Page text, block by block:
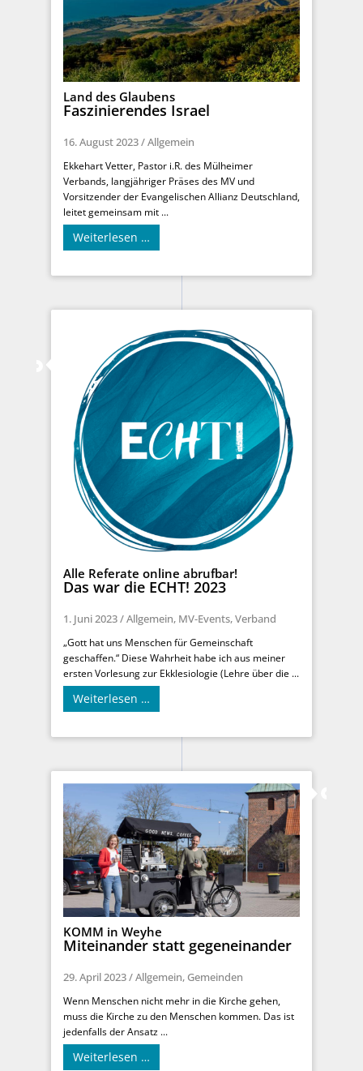
Land des Glaubens
Faszinierendes Israel
16. August 2023/Allgemein
Ekkehart Vetter, Pastor i.R. des Mülheimer
Verbands, langjähriger Präses des MV und
Vorsitzender der Evangelischen Allianz Deutschland,
leitet gemeinsam mit ...
Weiterlesen …
Alle Referate online abrufbar!
Das war die ECHT! 2023
1. Juni 2023/Allgemein, MV-Events,Verband
„Gott hat uns Menschen für Gemeinschaft
geschaffen.“ Diese Wahrheit habe ich aus meiner
ersten Vorlesung zur Ekklesiologie (Lehre über die ...
Weiterlesen …
KOMM in Weyhe
Miteinander statt gegeneinander
29. April 2023/Allgemein, Gemeinden
Wenn Menschen nicht mehr in die Kirche gehen,
muss die Kirche zu den Menschen kommen. Das ist
jedenfalls der Ansatz ...
Weiterlesen …